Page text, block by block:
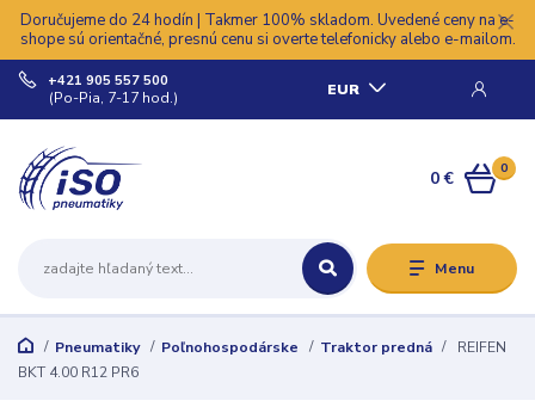
Doručujeme do 24 hodín | Takmer 100% skladom. Uvedené ceny na e-
shope sú orientačné, presnú cenu si overte telefonicky alebo e-mailom.
Menu
EUR
+421 905 557 500
(Po-Pia, 7-17 hod.)
0
0 €
Pneumatiky Poľnohospodárske Traktor predná
REIFEN
BKT 4.00 R12 PR6